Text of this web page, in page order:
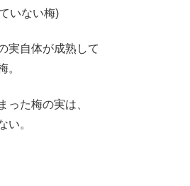
いない梅)
実自体が成熟して
。
った梅の実は、
い。